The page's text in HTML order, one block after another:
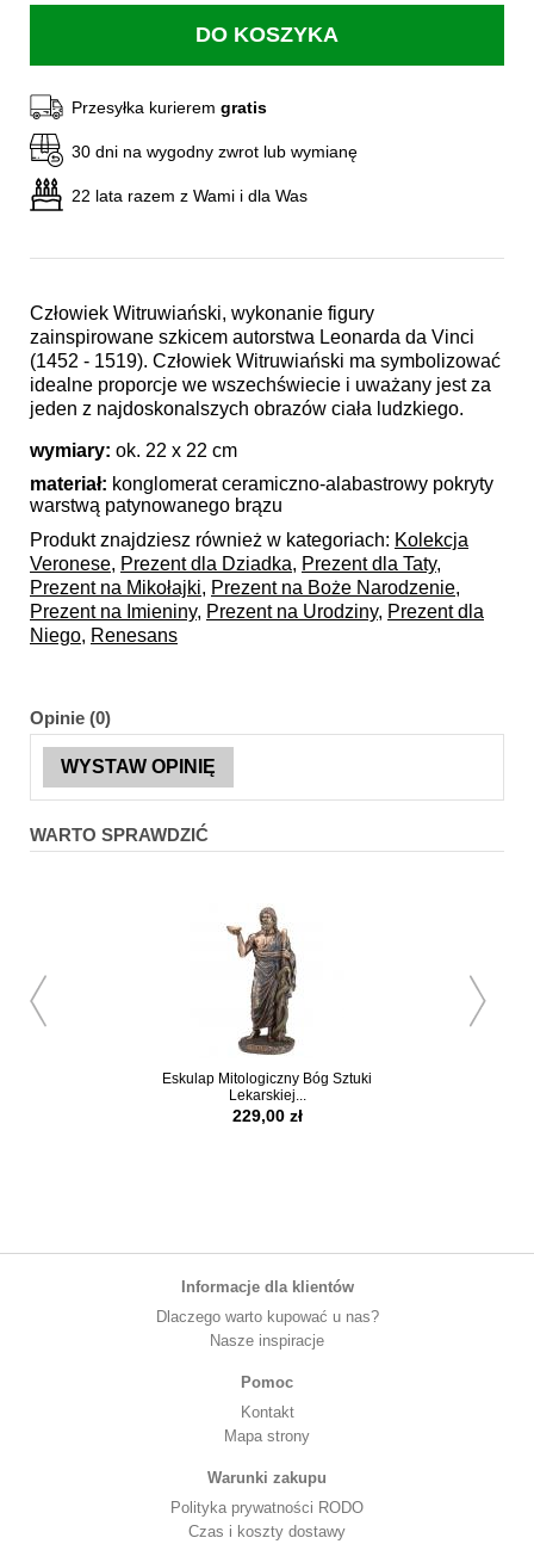
Człowiek Witruwiański, wykonanie figury
zainspirowane szkicem autorstwa Leonarda da Vinci
(1452 - 1519). Człowiek Witruwiański ma symbolizować
idealne proporcje we wszechświecie i uważany jest za
jeden z najdoskonalszych obrazów ciała ludzkiego.
wymiary: ok. 22 x 22 cm
materiał: konglomerat ceramiczno-alabastrowy pokryty
warstwą patynowanego brązu
Produkt znajdziesz również w kategoriach: Kolekcja
Veronese, Prezent dla Dziadka, Prezent dla Taty,
Prezent na Mikołajki, Prezent na Boże Narodzenie,
Prezent na Imieniny, Prezent na Urodziny, Prezent dla
Niego, Renesans
Przesyłka kurierem gratis
30 dni na wygodny zwrot lub wymianę
22 lata razem z Wami i dla Was
Opinie (0)
WYSTAW OPINIĘ
WARTO SPRAWDZIĆ
Eskulap Mitologiczny Bóg Sztuki
Lekarskiej...
229,00 zł
Informacje dla klientów
Dlaczego warto kupować u nas?
Nasze inspiracje
Pomoc
Kontakt
Mapa strony
Warunki zakupu
Polityka prywatności RODO
Czas i koszty dostawy